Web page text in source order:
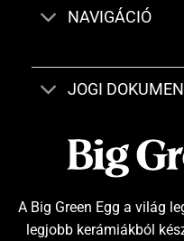
NAVIGÁCIÓ
JOGI
A Big Green Egg a világ
legjobb kerámiákból